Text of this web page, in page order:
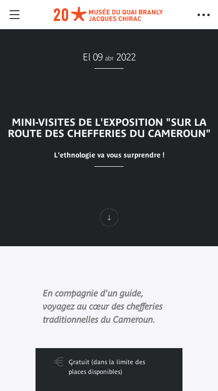
El 09 abr 2022
MINI-VISITES DE L'EXPOSITION "SUR LA
ROUTE DES CHEFFERIES DU CAMEROUN"
L'ethnologie va vous surprendre !
En compagnie d'un guide,
voyagez au cœur des chefferies
traditionnelles du Cameroun.
Gratuit (dans la limite des
places disponibles)